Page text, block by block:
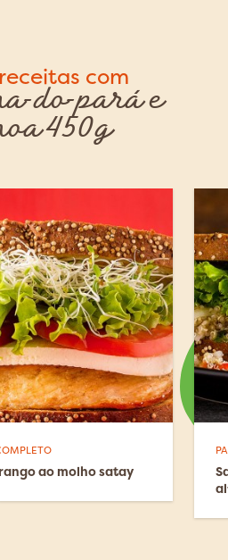
com
do-pará e
450g
ao molho satay